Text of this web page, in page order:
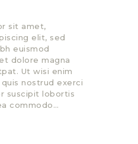
sit amet,
elit, sed
euismod
dolore magna
Ut wisi enim
nostrud exerci
suscipit lobortis
commodo…